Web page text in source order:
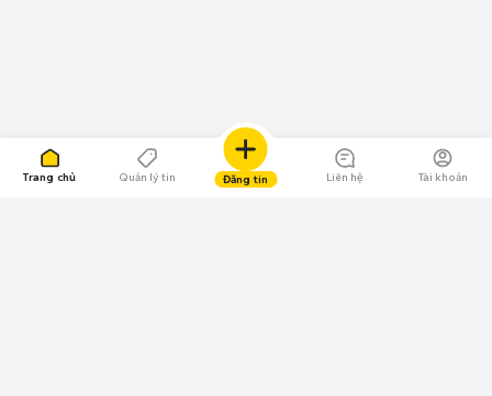
Trang chủ Quản lý tin Đăng tin Liên hệ Tài khoản